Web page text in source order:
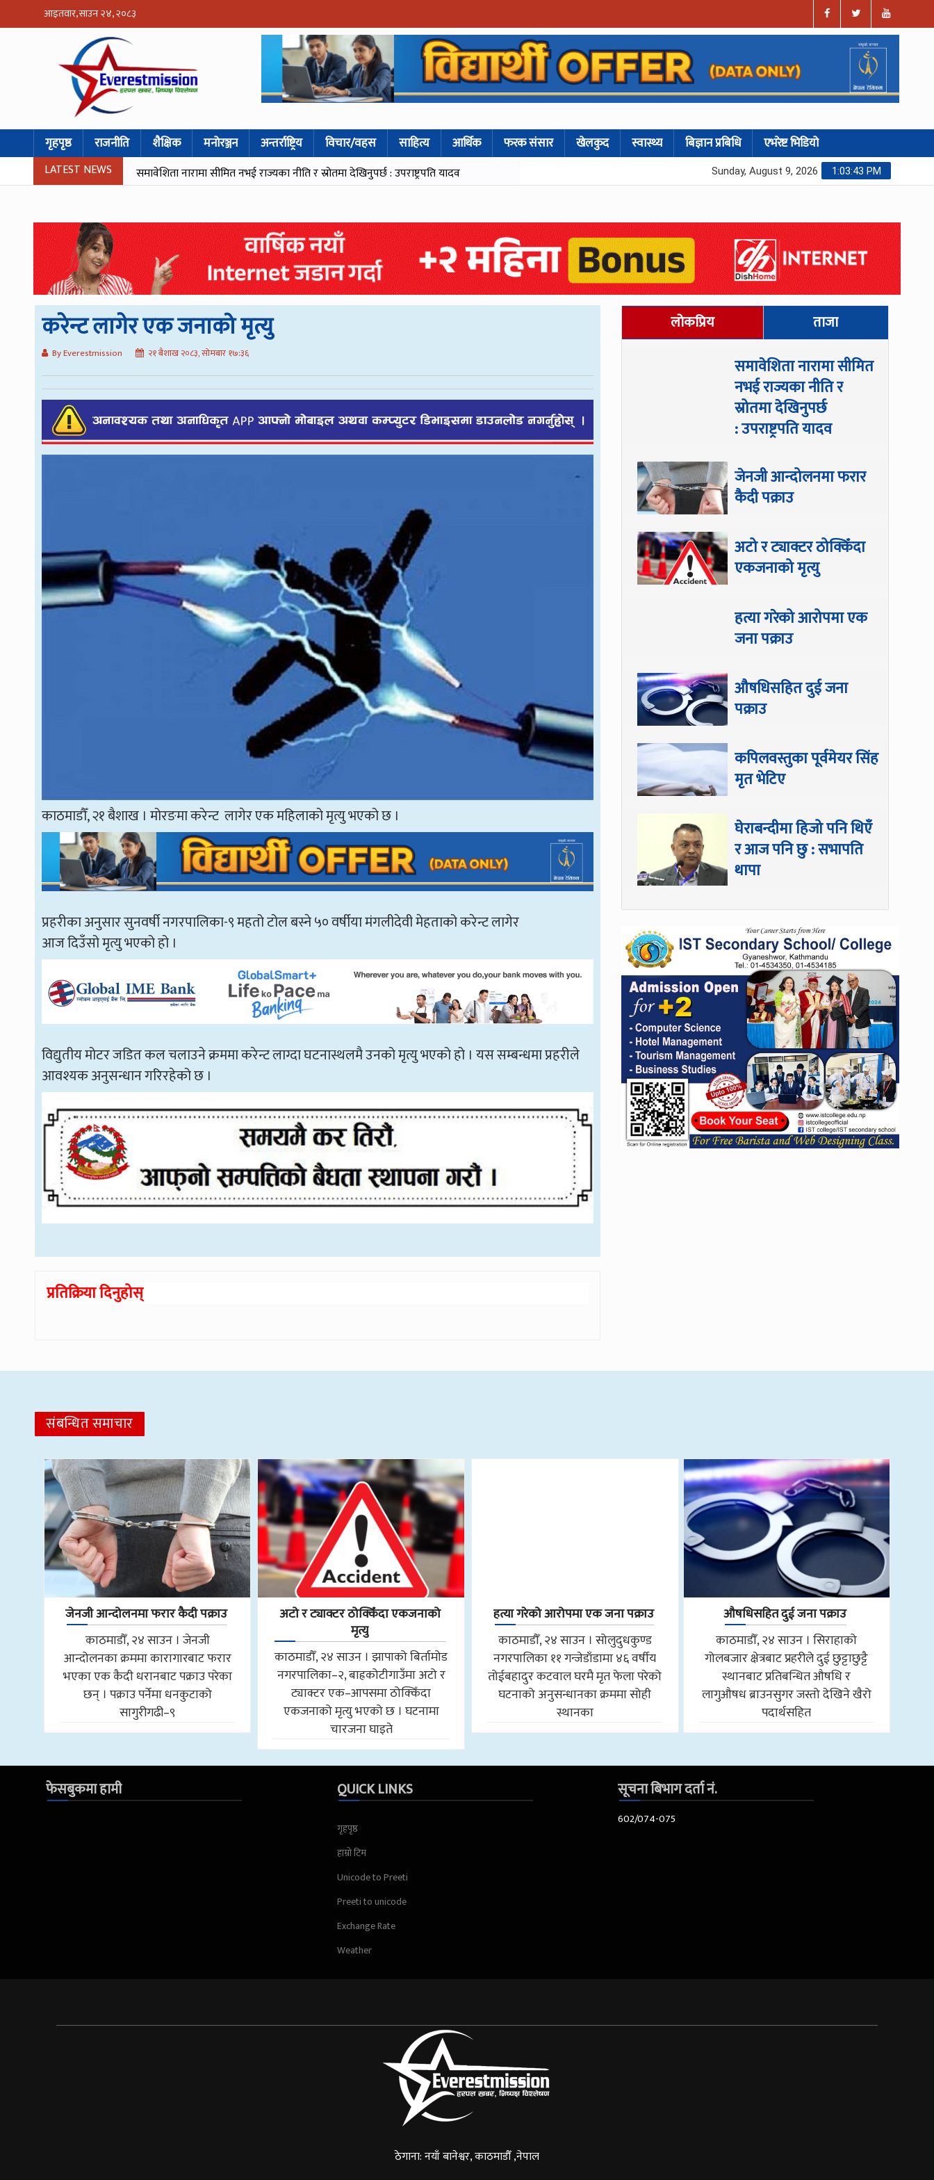
आइतवार, साउन २४, २०८३
गृहपृष्ठ राजनीति शैक्षिक मनोरञ्जन अन्तर्राष्ट्रिय विचार/वहस साहित्य आर्थिक फरक संसार खेलकुद स्वास्थ्य बिज्ञान प्रबिधि एभरेष्ट भिडियो
LATEST NEWS समावेशिता नारामा सीमित नभई राज्यका नीति र स्रोतमा देखिनुपर्छ : उपराष्ट्रपति यादव 1:03:44 PM
Sunday, August 9, 2026
करेन्ट लागेर एक जनाको मृत्यु
By Everestmission २१ बैशाख २०८३, सोमबार १७:३६
काठमाडौँ, २१ बैशाख । मोरङमा करेन्ट लागेर एक महिलाको मृत्यु भएको छ ।
प्रहरीका अनुसार सुनवर्षी नगरपालिका-९ महतो टोल बस्ने ५० वर्षीया मंगलीदेवी मेहताको करेन्ट लागेर
आज दिउँसो मृत्यु भएको हो ।
विद्युतीय मोटर जडित कल चलाउने क्रममा करेन्ट लाग्दा घटनास्थलमै उनको मृत्यु भएको हो । यस सम्बन्धमा प्रहरीले
आवश्यक अनुसन्धान गरिरहेको छ ।
प्रतिक्रिया दिनुहोस्
लोकप्रिय ताजा
समावेशिता नारामा सीमित
नभई राज्यका नीति र
स्रोतमा देखिनुपर्छ
: उपराष्ट्रपति यादव
जेनजी आन्दोलनमा फरार
कैदी पक्राउ
अटो र ट्याक्टर ठोक्किँदा
एकजनाको मृत्यु
हत्या गरेको आरोपमा एक
जना पक्राउ
औषधिसहित दुई जना
पक्राउ
कपिलवस्तुका पूर्वमेयर सिंह
मृत भेटिए
घेराबन्दीमा हिजो पनि थिएँ
र आज पनि छु : सभापति
थापा
संबन्धित समाचार
जेनजी आन्दोलनमा फरार कैदी पक्राउ
काठमाडौँ, २४ साउन । जेनजी
आन्दोलनका क्रममा कारागारबाट फरार
भएका एक कैदी धरानबाट पक्राउ परेका
छन् । पक्राउ पर्नेमा धनकुटाको
सागुरीगढी–९
अटो र ट्याक्टर ठोक्किँदा एकजनाको
मृत्यु
काठमाडौँ, २४ साउन । झापाको बिर्तामोड
नगरपालिका–२, बाह्रकोटीगाउँमा अटो र
ट्याक्टर एक–आपसमा ठोक्किँदा
एकजनाको मृत्यु भएको छ । घटनामा
चारजना घाइते
हत्या गरेको आरोपमा एक जना पक्राउ
काठमाडौँ, २४ साउन । सोलुदुधकुण्ड
नगरपालिका ११ गन्जेडाँडामा ४६ वर्षीय
तोईबहादुर कटवाल घरमै मृत फेला परेको
घटनाको अनुसन्धानका क्रममा सोही
स्थानका
औषधिसहित दुई जना पक्राउ
काठमाडौँ, २४ साउन । सिराहाको
गोलबजार क्षेत्रबाट प्रहरीले दुई छुट्टाछुट्टै
स्थानबाट प्रतिबन्धित औषधि र
लागुऔषध ब्राउनसुगर जस्तो देखिने खैरो
पदार्थसहित
फेसबुकमा हामी QUICK LINKS
गृहपृष्ठ
हाम्रो टिम
Unicode to Preeti
Preeti to unicode
Exchange Rate
Weather
सूचना बिभाग दर्ता नं.
602/074-075
ठेगाना: नयाँ बानेश्वर, काठमाडौँ ,नेपाल